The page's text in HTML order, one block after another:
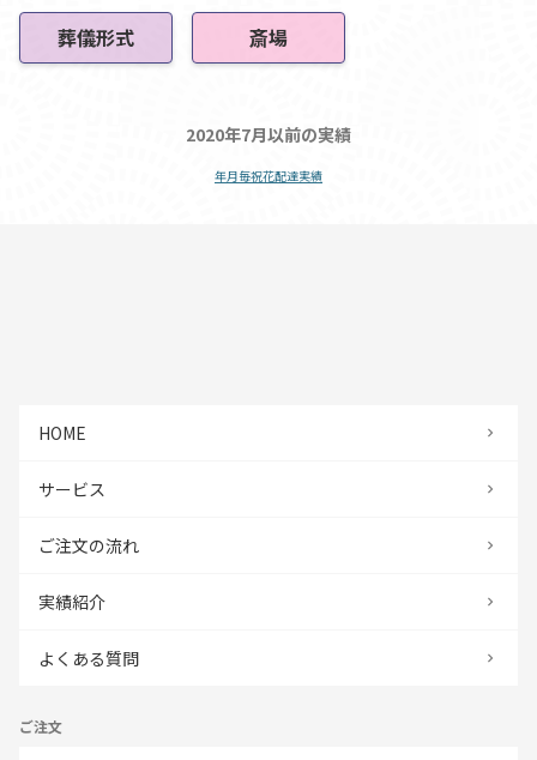
葬儀形式 斎場
2020年7月以前の実績
年月毎祝花配達実績
HOME
サービス
ご注文の流れ
実績紹介
よくある質問
ご注文